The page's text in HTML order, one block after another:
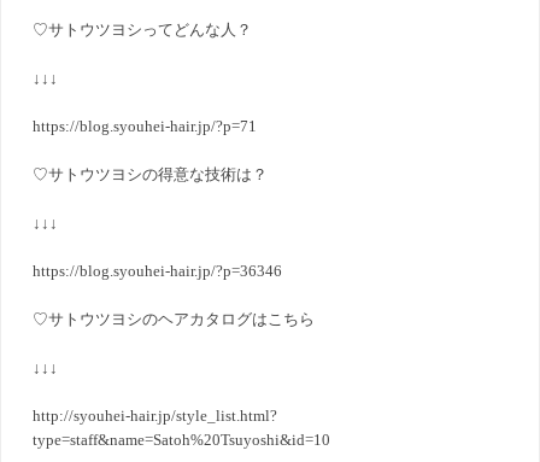
♡サトウツヨシってどんな人？
↓↓↓
https://blog.syouhei-hair.jp/?p=71
♡サトウツヨシの得意な技術は？
↓↓↓
https://blog.syouhei-hair.jp/?p=36346
♡サトウツヨシのヘアカタログはこちら
↓↓↓
http://syouhei-hair.jp/style_list.html?
type=staff&name=Satoh%20Tsuyoshi&id=10